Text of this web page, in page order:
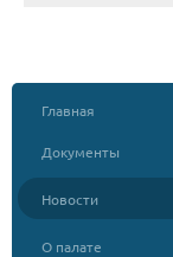
Главная
Документы
Новости
О палате